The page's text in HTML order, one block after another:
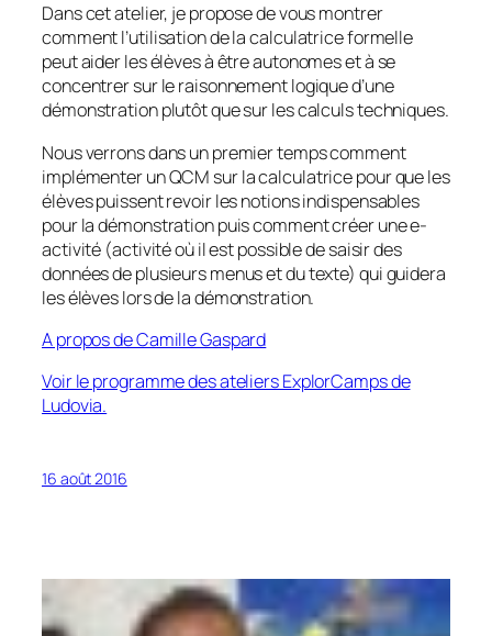
Dans cet atelier, je propose de vous montrer
comment l’utilisation de la calculatrice formelle
peut aider les élèves à être autonomes et à se
concentrer sur le raisonnement logique d’une
démonstration plutôt que sur les calculs techniques.
Nous verrons dans un premier temps comment
implémenter un QCM sur la calculatrice pour que les
élèves puissent revoir les notions indispensables
pour la démonstration puis comment créer une e-
activité (activité où il est possible de saisir des
données de plusieurs menus et du texte) qui guidera
les élèves lors de la démonstration.
A propos de Camille Gaspard
Voir le programme des ateliers ExplorCamps de
Ludovia.
16 août 2016